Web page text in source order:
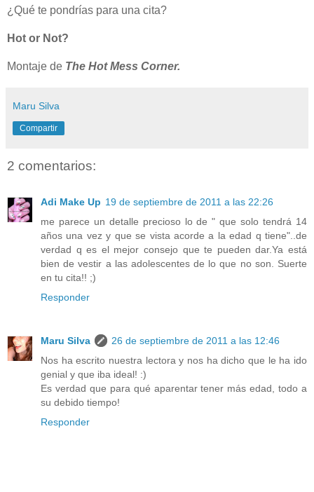
¿Qué te pondrías para una cita?
Hot or Not?
Montaje de The Hot Mess Corner.
Maru Silva
Compartir
2 comentarios:
Adi Make Up 19 de septiembre de 2011 a las 22:26
me parece un detalle precioso lo de " que solo tendrá 14
años una vez y que se vista acorde a la edad q tiene"..de
verdad q es el mejor consejo que te pueden dar.Ya está
bien de vestir a las adolescentes de lo que no son. Suerte
en tu cita!! ;)
Responder
Maru Silva
26 de septiembre de 2011 a las 12:46
Nos ha escrito nuestra lectora y nos ha dicho que le ha ido
genial y que iba ideal! :)
Es verdad que para qué aparentar tener más edad, todo a
su debido tiempo!
Responder